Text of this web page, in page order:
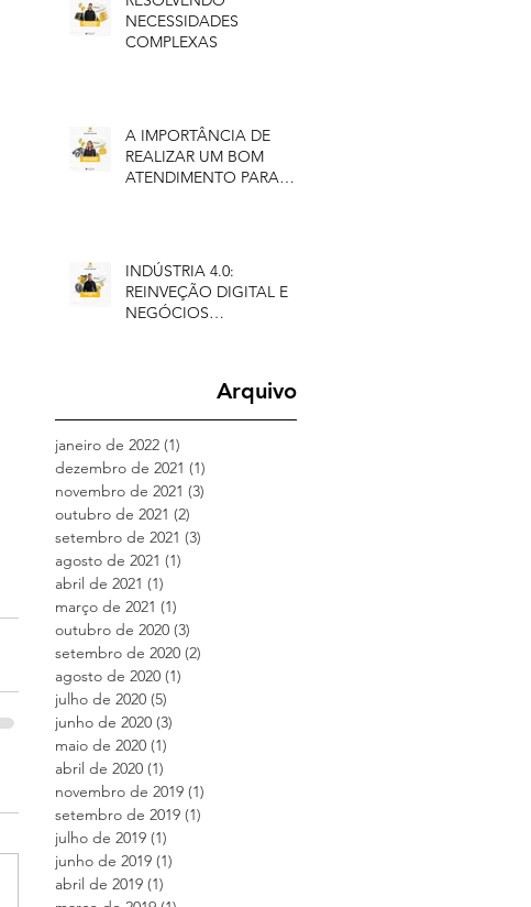
NECESSIDADES
COMPLEXAS
A IMPORTÂNCIA DE
REALIZAR UM BOM
ATENDIMENTO PARA
INDÚSTRIA 4.0:
REINVEÇÃO DIGITAL E
NEGÓCIOS
Arquivo
janeiro de 2022 (1)
dezembro de 2021 (1)
novembro de 2021 (3)
outubro de 2021 (2)
setembro de 2021 (3)
agosto de 2021 (1)
abril de 2021 (1)
março de 2021 (1)
outubro de 2020 (3)
setembro de 2020 (2)
agosto de 2020 (1)
julho de 2020 (5)
junho de 2020 (3)
maio de 2020 (1)
abril de 2020 (1)
novembro de 2019 (1)
setembro de 2019 (1)
julho de 2019 (1)
junho de 2019 (1)
abril de 2019 (1)